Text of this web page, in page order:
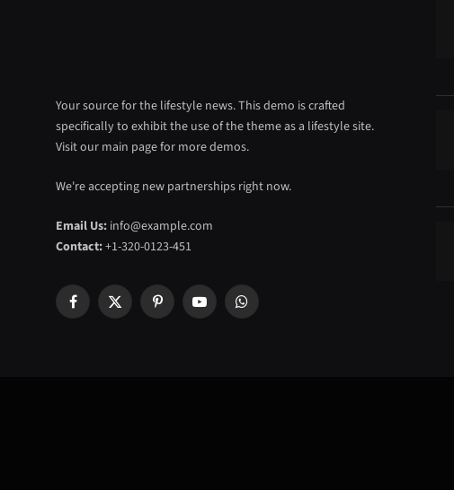
Your source for the lifestyle news. This demo is crafted
specifically to exhibit the use of the theme as a lifestyle site.
Visit our main page for more demos.
We're accepting new partnerships right now.
Email Us: info@example.com
Contact:+1-320-0123-451
Facebook
X
PinterestYouTubeWhatsApp